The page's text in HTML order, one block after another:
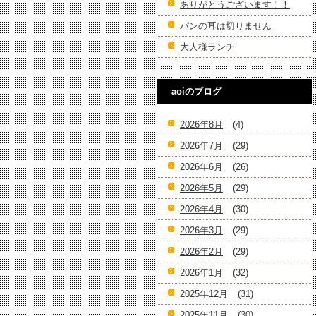
ありがとうございます！！
パンの耳は切りません
大人様ランチ
aoiのブログ
2026年8月
(4)
2026年7月
(29)
2026年6月
(26)
2026年5月
(29)
2026年4月
(30)
2026年3月
(29)
2026年2月
(29)
2026年1月
(32)
2025年12月
(31)